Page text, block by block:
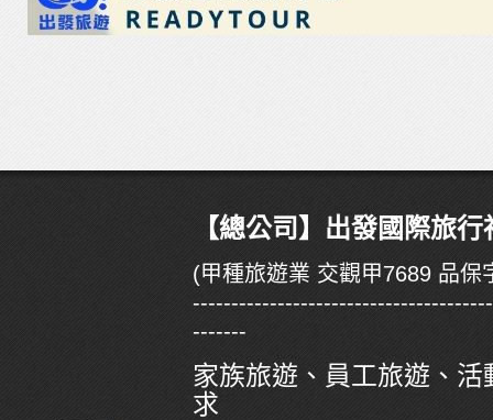
【總公司】出發國際旅
(甲種旅遊業 交觀甲7689 品保
-------
家族旅遊、員工旅遊、活
求